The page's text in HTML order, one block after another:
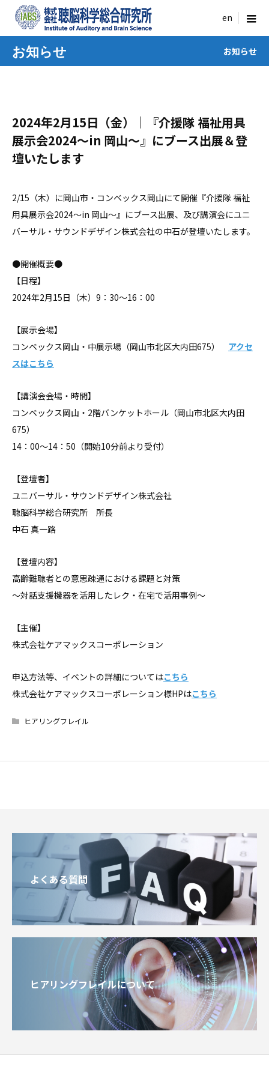
menu
お知らせ お知らせ
2024年2月15日（金）｜『介援隊 福祉用具
展示会2024～in 岡山～』にブース出展＆登
壇いたします
2/15（木）に岡山市・コンベックス岡山にて開催『介援隊 福祉
用具展示会2024～in 岡山～』にブース出展、及び講演会にユニ
バーサル・サウンドデザイン株式会社の中石が登壇いたします。
●開催概要●
【日程】
2024年2月15日（木）9：30～16：00
【展示会場】
コンベックス岡山・中展示場（岡山市北区大内田675） アクセ
スはこちら
【講演会会場・時間】
コンベックス岡山・2階バンケットホール（岡山市北区大内田
675）
14：00～14：50（開始10分前より受付）
【登壇者】
ユニバーサル・サウンドデザイン株式会社
聴脳科学総合研究所 所長
中石 真一路
【登壇内容】
高齢難聴者との意思疎通における課題と対策
～対話支援機器を活用したレク・在宅で活用事例～
【主催】
株式会社ケアマックスコーポレーション
申込方法等、イベントの詳細についてはこちら
株式会社ケアマックスコーポレーション様HPはこちら
ヒアリングフレイル
よくある質問
ヒアリングフレイルについて